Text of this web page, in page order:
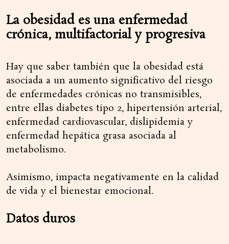
La obesidad es una enfermedad
crónica, multifactorial y progresiva
Hay que saber también que la obesidad está
asociada a un aumento significativo del riesgo
de enfermedades crónicas no transmisibles,
entre ellas diabetes tipo 2, hipertensión arterial,
enfermedad cardiovascular, dislipidemia y
enfermedad hepática grasa asociada al
metabolismo.
Asimismo, impacta negativamente en la calidad
de vida y el bienestar emocional.
Datos duros